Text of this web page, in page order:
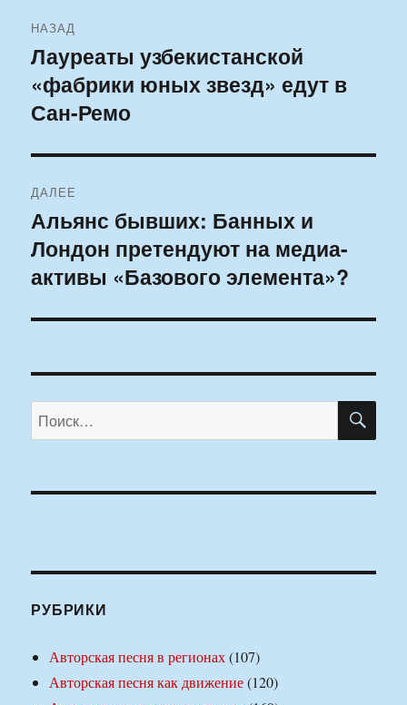
по
записям
НАЗАД
Предыдущая
запись:
Лауреаты узбекистанской
«фабрики юных звезд» едут в
Сан-Ремо
ДАЛЕЕ
Следующая
запись:
Альянс бывших: Банных и
Лондон претендуют на медиа-
активы «Базового элемента»?
Искать:
РУБРИКИ
Авторская песня в регионах(107)
Авторская песня как движение(120)